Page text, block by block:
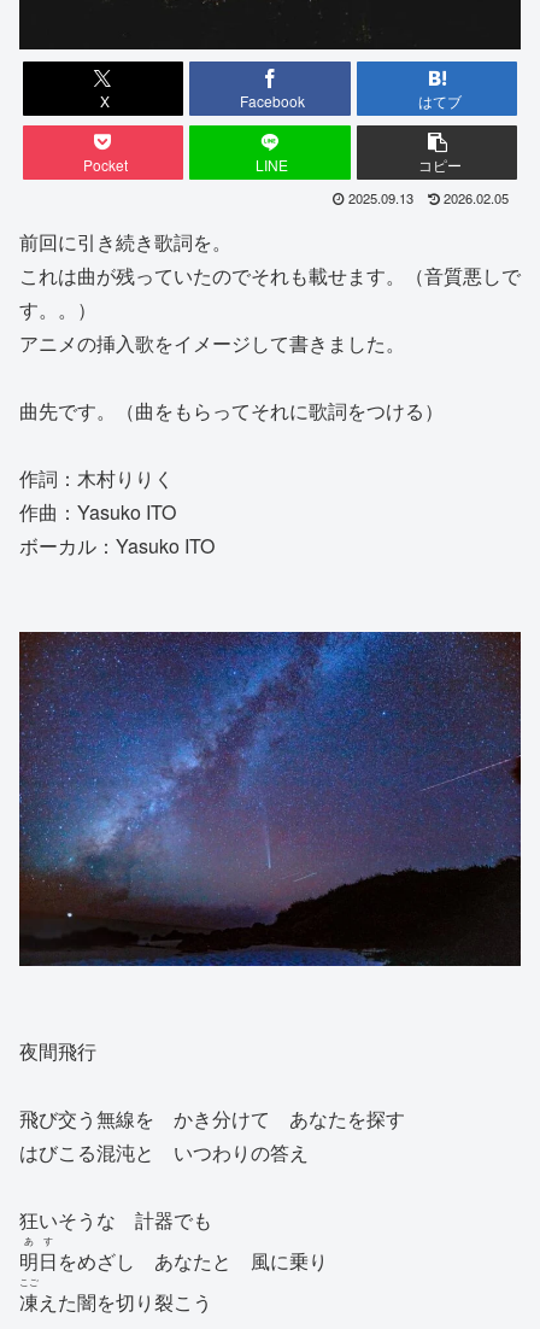
X Facebook はてブ
Pocket LINE コピー
2025.09.13 2026.02.05
前回に引き続き歌詞を。
これは曲が残っていたのでそれも載せます。（音質悪しで
す。。）
アニメの挿入歌をイメージして書きました。
曲先です。（曲をもらってそれに歌詞をつける）
作詞：木村りりく
作曲：Yasuko ITO
ボーカル：Yasuko ITO
夜間飛行
飛び交う無線を かき分けて あなたを探す
はびこる混沌と いつわりの答え
狂いそうな 計器でも
明日
あす
をめざし あなたと 風に乗り
凍
こご
えた闇を切り裂こう